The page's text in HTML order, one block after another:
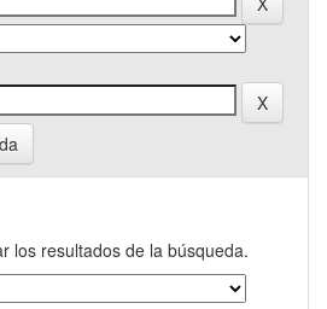
los resultados de la búsqueda.